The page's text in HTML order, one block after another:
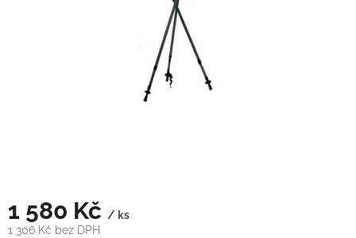
1 580 Kč / ks
1 306 Kč bez DPH